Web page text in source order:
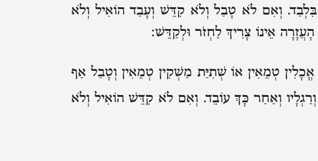
וְאִם לֹא טָבַל וְלֹא קִדֵּשׁ וְעָבַד הוֹאִיל וְלֹא
אֵינוֹ צָרִיךְ לַחְזֹר וּלְקַדֵּשׁ:
אֳכָלִין טְמֵאִין אוֹ שְׁתִיַּת מַשְׁקִין טְמֵאִין וְטָבַל אַף
וְאַחַר כָּךְ עוֹבֵד. וְאִם לֹא קִדֵּשׁ הוֹאִיל וְלֹא